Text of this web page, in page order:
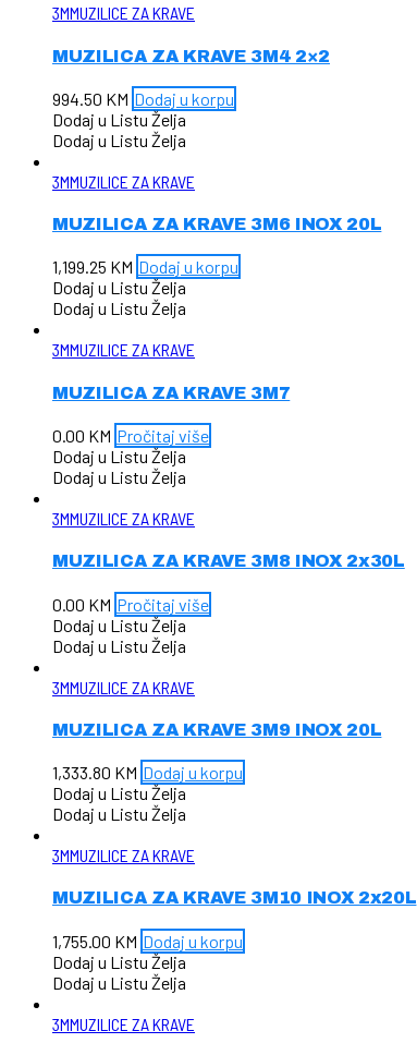
3MMUZILICE ZA KRAVE
MUZILICA ZA KRAVE 3M4 2×2
994.50 KM Dodaj u korpu
Dodaj u Listu Želja
Dodaj u Listu Želja
3MMUZILICE ZA KRAVE
MUZILICA ZA KRAVE 3M6 INOX 20L
1,199.25 KM Dodaj u korpu
Dodaj u Listu Želja
Dodaj u Listu Želja
3MMUZILICE ZA KRAVE
MUZILICA ZA KRAVE 3M7
0.00 KM Pročitaj više
Dodaj u Listu Želja
Dodaj u Listu Želja
3MMUZILICE ZA KRAVE
MUZILICA ZA KRAVE 3M8 INOX 2x30L
0.00 KM Pročitaj više
Dodaj u Listu Želja
Dodaj u Listu Želja
3MMUZILICE ZA KRAVE
MUZILICA ZA KRAVE 3M9 INOX 20L
1,333.80 KM Dodaj u korpu
Dodaj u Listu Želja
Dodaj u Listu Želja
3MMUZILICE ZA KRAVE
MUZILICA ZA KRAVE 3M10 INOX 2x20L
1,755.00 KM Dodaj u korpu
Dodaj u Listu Želja
Dodaj u Listu Želja
3MMUZILICE ZA KRAVE